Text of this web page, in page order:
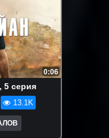
0:06
5 серия
13.1K